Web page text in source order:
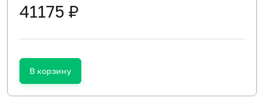
41175 ₽
В корзину